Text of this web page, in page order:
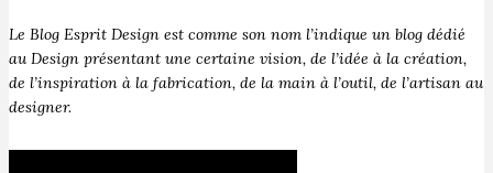
Le Blog Esprit Design est comme son nom l’indique un blog dédié
au Design présentant une certaine vision, de l’idée à la création,
de l’inspiration à la fabrication, de la main à l’outil, de l’artisan au
designer.